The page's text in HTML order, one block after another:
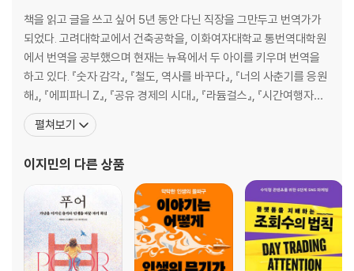
책을 읽고 글을 쓰고 싶어 5년 동안 다닌 직장을 그만두고 번역가가
되었다. 고려대학교에서 건축공학을, 이화여자대학교 통번역대학원
에서 번역을 공부했으며 현재는 뉴욕에서 두 아이를 키우며 번역을
하고 있다. 『숫자 감각』, 『철도, 역사를 바꾸다』, 『너의 사춘기를 응원
해』, 『에피파니 Z』, 『공유 경제의 시대』, 『라듐걸스』, 『시간여행자를
위한 고대 로마 안내서』, 『협업의 시대』, 『가와시마 요시코: 만주공
주, 일제의 스파이』등 서른 권 가량의 책을 우리말로 옮겼으며 저서로
는 나의 사적인 영어 공부(전자책
펼쳐보기
이지민의 다른 상품